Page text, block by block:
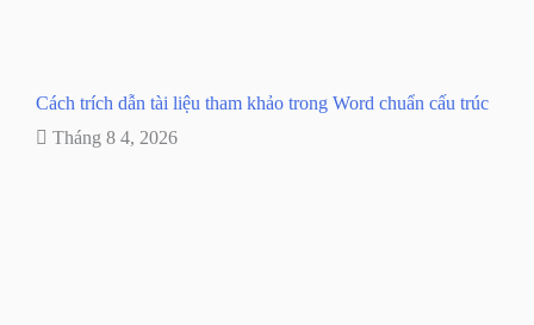
Cách trích dẫn tài liệu tham khảo trong Word chuẩn cấu trúc
Tháng 8 4, 2026